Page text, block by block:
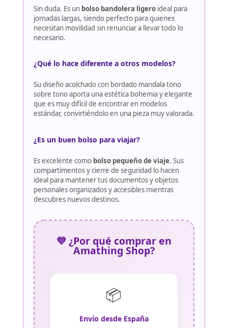
Sin duda. Es un bolso bandolera ligeroideal para
jornadas largas, siendo perfecto para quienes
necesitan movilidad sin renunciar a llevar todo lo
necesario.
¿Qué lo hace diferente a otros modelos?
Su diseño acolchado con bordado mandala tono
sobre tono aporta una estética bohemia y elegante
que es muy difícil de encontrar en modelos
estándar, convirtiéndolo en una pieza muy valorada.
¿Es un buen bolso para viajar?
Es excelente como bolso pequeño de viaje. Sus
compartimentos y cierre de seguridad lo hacen
ideal para mantener tus documentos y objetos
personales organizados y accesibles mientras
descubres nuevos destinos.
💜 ¿Por qué comprar en
Amathing Shop?
📦
Envío desde España